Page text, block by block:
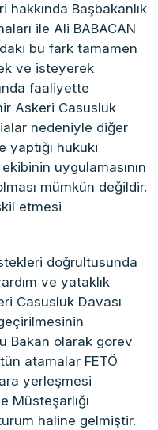
Başbakanlık
ile Ali BABACAN
bu fark tamamen
ve isteyerek
faaliyette
Askeri Casusluk
nedeniyle diğer
yaptığı hukuki
uygulamasının
mümkün değildir.
etmesi
doğrultusunda
ve yataklık
Casusluk Davası
Bakan olarak görev
atamalar FETÖ
yerleşmesi
Müsteşarlığı
haline gelmiştir.